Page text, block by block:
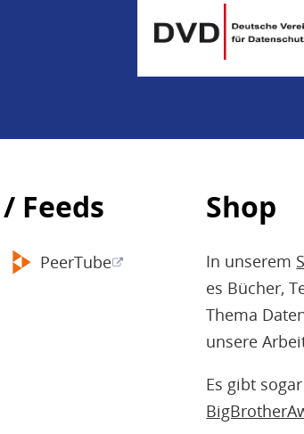
Feeds
PeerTube
Shop
In unserem
es Bücher,
Thema
unsere
Es gibt